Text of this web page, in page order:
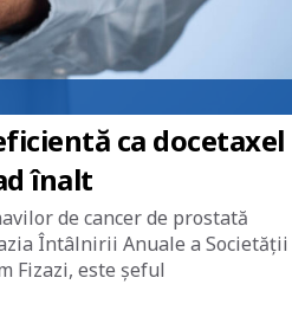
ca docetaxel
înalt
de cancer de prostată
Întâlnirii Anuale a Societății
Fizazi, este șeful